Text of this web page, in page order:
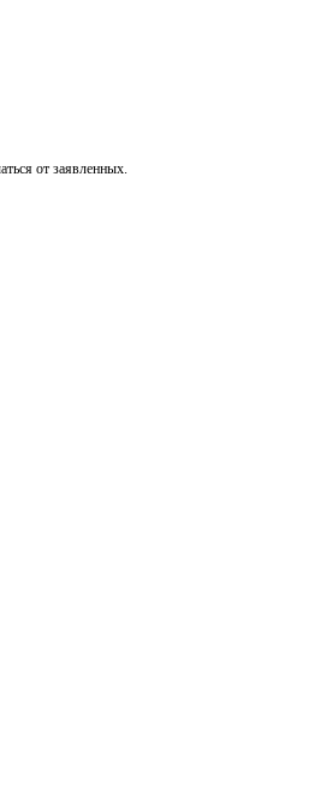
от заявленных.